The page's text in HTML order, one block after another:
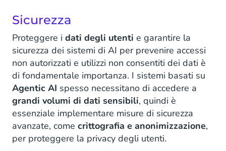
Sicurezza
Proteggere i dati degli utenti e garantire la
sicurezza dei sistemi di AI per prevenire accessi
non autorizzati e utilizzi non consentiti dei dati è
di fondamentale importanza. I sistemi basati su
Agentic AI spesso necessitano di accedere a
grandi volumi di dati sensibili, quindi è
essenziale implementare misure di sicurezza
avanzate, come crittografia e anonimizzazione,
per proteggere la privacy degli utenti.